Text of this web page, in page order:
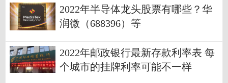
2022年半导体龙头股票有哪些？华
润微（688396）等
2022年邮政银行最新存款利率表 每
个城市的挂牌利率可能不一样